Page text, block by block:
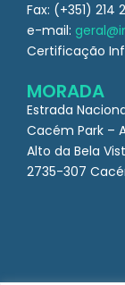
Fax: (+351) 214
e-mail:
Certificação
MORADA
Estrada
Cacém Park –
Alto da Bela
2735-307